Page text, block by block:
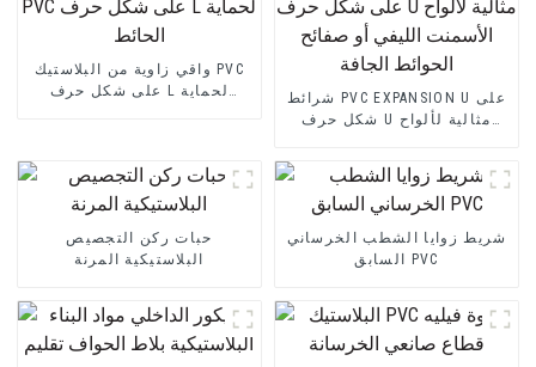
واقي زاوية من البلاستيك PVC
على شكل حرف L لحماية
شرائط PVC EXPANSION U على
شكل حرف U مثالية لألواح
حبات ركن التجصيص
البلاستيكية المرنة
شريط زوايا الشطب الخرساني
السابق PVC